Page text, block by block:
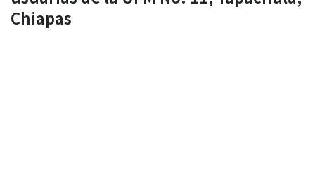
Chiapas